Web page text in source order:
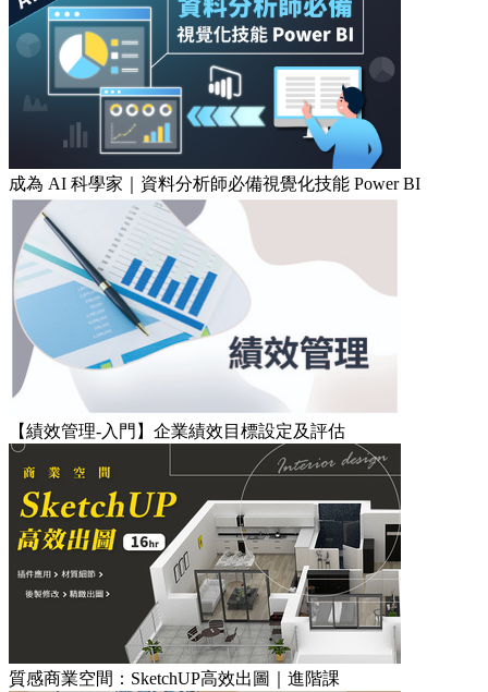
成為 AI 科學家｜資料分析師必備視覺化技能 Power BI
【績效管理-入門】企業績效目標設定及評估
質感商業空間：SketchUP高效出圖｜進階課